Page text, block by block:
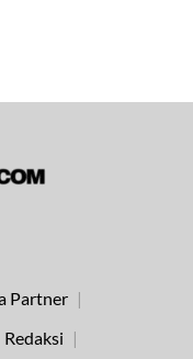
Partner
Redaksi